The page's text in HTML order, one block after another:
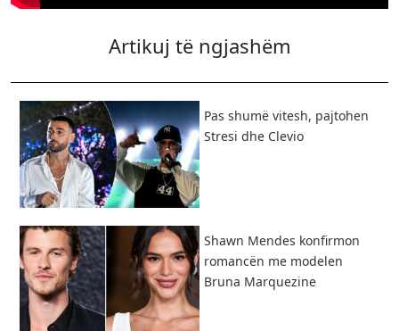
Artikuj të ngjashëm
Pas shumë vitesh, pajtohen
Stresi dhe Clevio
Shawn Mendes konfirmon
romancën me modelen
Bruna Marquezine